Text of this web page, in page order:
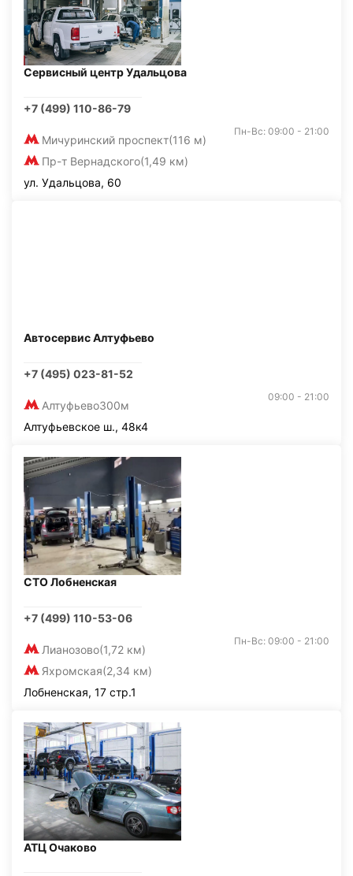
Сервисный центр Удальцова
+7 (499) 110-86-79
Мичуринский проспект(116 м)
Пр-т Вернадского(1,49 км)
Пн-Вс: 09:00 - 21:00
ул. Удальцова, 60
Автосервис Алтуфьево
+7 (495) 023-81-52
Алтуфьево300м
09:00 - 21:00
Алтуфьевское ш., 48к4
СТО Лобненская
+7 (499) 110-53-06
Лианозово(1,72 км)
Яхромская(2,34 км)
Пн-Вс: 09:00 - 21:00
Лобненская, 17 стр.1
АТЦ Очаково